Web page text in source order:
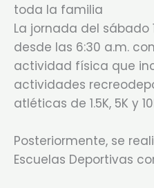
toda la familia
La jornada del sábado
desde las 6:30 a.m.
actividad física que
actividades
atléticas de 1.5K, 5K y
Posteriormente, se
Escuelas Deportivas